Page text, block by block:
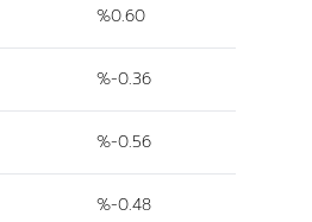
%0.60
%-0.36
%-0.56
%-0.48